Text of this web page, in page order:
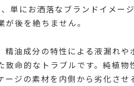
単にお洒落なブランドイメー
後を絶ちません。
油成分の特性による液漏れ
命的なトラブルです。純植
ジの素材を内側から劣化さ